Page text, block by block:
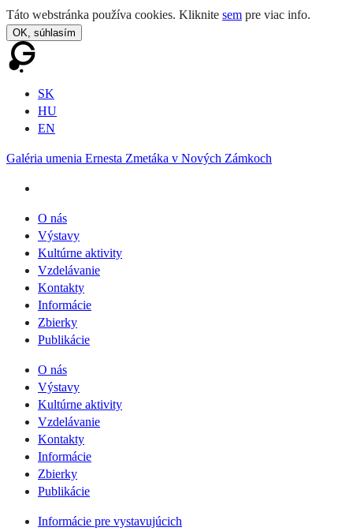
Táto webstránka používa cookies. Kliknite sem pre viac info.
OK, súhlasím
SK
HU
EN
Galéria umenia Ernesta Zmetáka v Nových Zámkoch
O nás
Výstavy
Kultúrne aktivity
Vzdelávanie
Kontakty
Informácie
Zbierky
Publikácie
O nás
Výstavy
Kultúrne aktivity
Vzdelávanie
Kontakty
Informácie
Zbierky
Publikácie
Informácie pre vystavujúcich